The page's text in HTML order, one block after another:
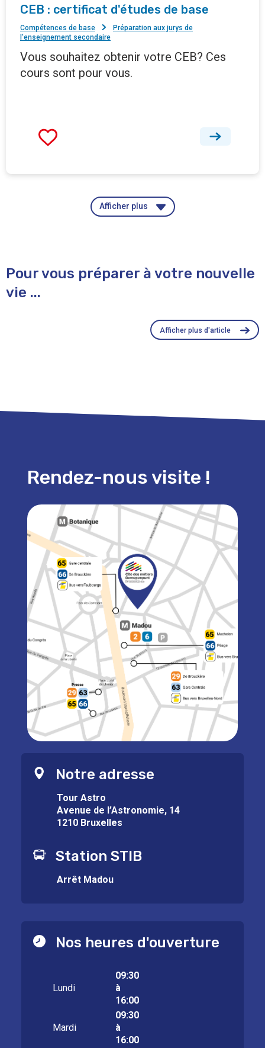
CEB : certificat d'études de base
Compétences de base
Préparation aux jurys de
l'enseignement secondaire
Vous souhaitez obtenir votre CEB? Ces
cours sont pour vous.
Afficher plus
Pour vous préparer à votre nouvelle
vie ...
Afficher plus d'article
Rendez-nous visite !
Notre adresse
Tour Astro
Avenue de l’Astronomie, 14
1210 Bruxelles
Station STIB
Arrêt Madou
Nos heures d'ouverture
Lundi
09:30
à
16:00
Mardi
09:30
à
16:00